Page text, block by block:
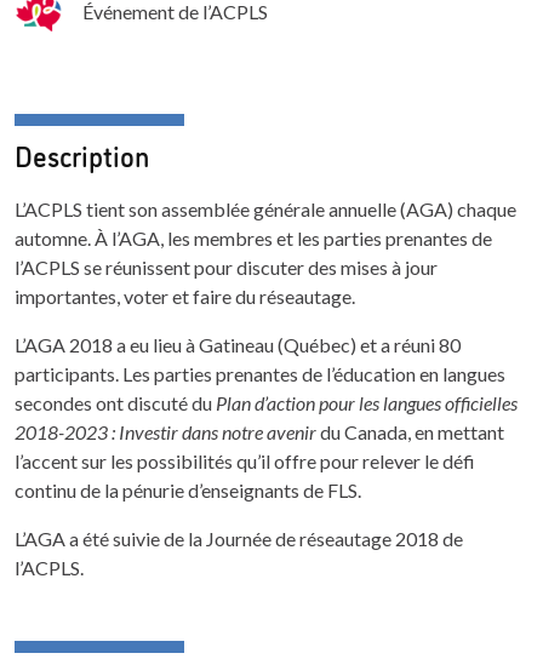
Événement de l’ACPLS
Description
L’ACPLS tient son assemblée générale annuelle (AGA) chaque
automne. À l’AGA, les membres et les parties prenantes de
l’ACPLS se réunissent pour discuter des mises à jour
importantes, voter et faire du réseautage.
L’AGA 2018 a eu lieu à Gatineau (Québec) et a réuni 80
participants. Les parties prenantes de l’éducation en langues
secondes ont discuté du Plan d’action pour les langues officielles
2018-2023 : Investir dans notre avenirdu Canada, en mettant
l’accent sur les possibilités qu’il offre pour relever le défi
continu de la pénurie d’enseignants de FLS.
L’AGA a été suivie de la Journée de réseautage 2018 de
l’ACPLS.